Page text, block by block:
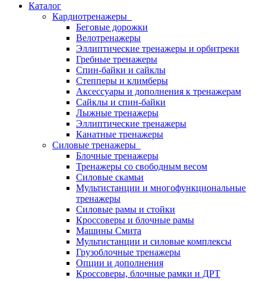
Каталог
Кардиотренажеры
Беговые дорожки
Велотренажеры
Эллиптические тренажеры и орбитреки
Гребные тренажеры
Спин-байки и сайклы
Степперы и климберы
Аксессуары и дополнения к тренажерам
Сайклы и спин-байки
Лыжные тренажеры
Эллиптические тренажеры
Канатные тренажеры
Силовые тренажеры
Блочные тренажеры
Тренажеры со свободным весом
Силовые скамьи
Мультистанции и многофункциональные
тренажеры
Силовые рамы и стойки
Кроссоверы и блочные рамы
Машины Смита
Мультистанции и силовые комплексы
Грузоблочные тренажеры
Опции и дополнения
Кроссоверы, блочные рамки и ДРТ